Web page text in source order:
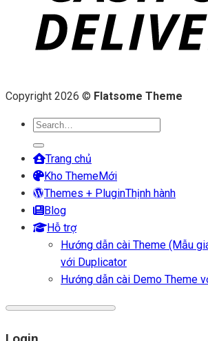
Copyright 2026 © Flatsome Theme
Search
for:
Trang chủ
Kho Theme
Themes + Plugin
Blog
Hỗ trợ
Hướng dẫn cài Theme (Mẫu
với Duplicator
Hướng dẫn cài Demo Theme